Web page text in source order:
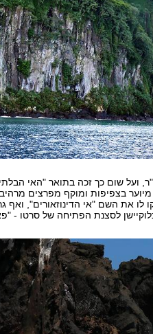
האי הגעשי מתפרש על 25 קמ"ר, ועל שום כך זכה בתואר "האי הבלתי
בצפיפות ומוקף מפרצים
לו את השם "אי הדינוזאורים", ואף
לסצנת הפתיחה של סרטו -